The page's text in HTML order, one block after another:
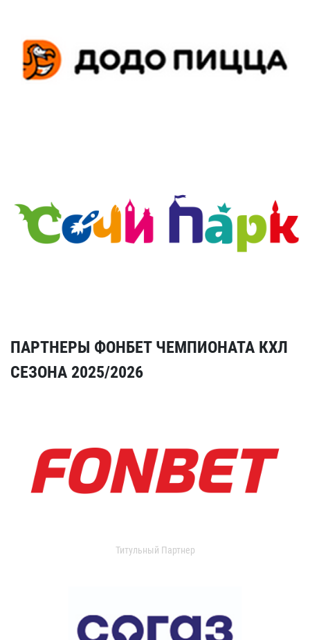
ПАРТНЕРЫ ФОНБЕТ ЧЕМПИОНАТА КХЛ
СЕЗОНА 2025/2026
Титульный Партнер